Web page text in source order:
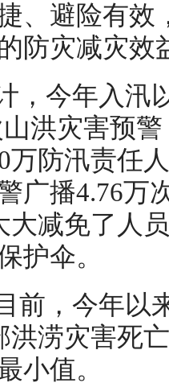
、避险有效
防灾减灾效
，今年入汛
洪灾害预
万防汛责任
广播4.76万
大减免了人
护伞。
前，今年以
洪涝灾害死
小值。